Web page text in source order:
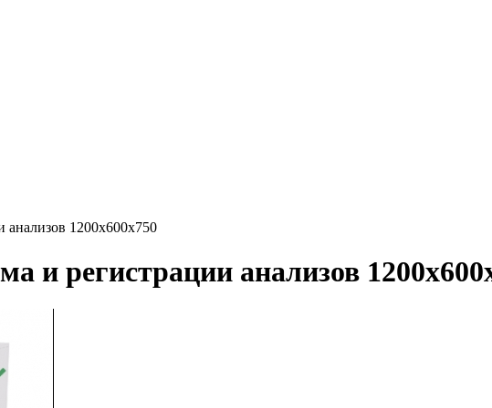
1200х600х750
и регистрации анализов